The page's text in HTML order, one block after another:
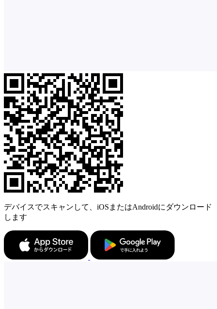
デバイスでスキャンして、iOSまたはAndroidにダウンロード
します